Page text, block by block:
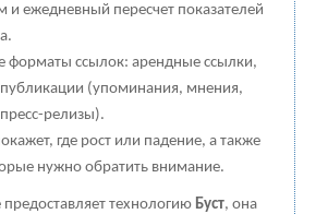
и ежедневный пересчет показателей
форматы ссылок: арендные ссылки,
(упоминания, мнения,
релизы).
где рост или падение, а также
нужно обратить внимание.
технологию Буст, она